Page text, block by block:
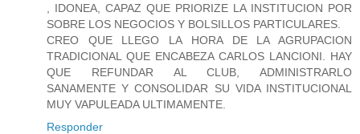
, IDONEA, CAPAZ QUE PRIORIZE LA INSTITUCION POR
SOBRE LOS NEGOCIOS Y BOLSILLOS PARTICULARES.
CREO QUE LLEGO LA HORA DE LA AGRUPACION
TRADICIONAL QUE ENCABEZA CARLOS LANCIONI. HAY
QUE REFUNDAR AL CLUB, ADMINISTRARLO
SANAMENTE Y CONSOLIDAR SU VIDA INSTITUCIONAL
MUY VAPULEADA ULTIMAMENTE.
Responder